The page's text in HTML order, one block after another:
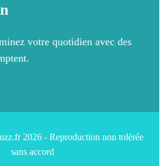
votre quotidien avec des
2026 - Reproduction non tolérée
sans accord